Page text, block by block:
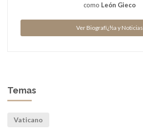
como León Gieco
Ver Biografï¿½a y Noticias
Temas
Vaticano